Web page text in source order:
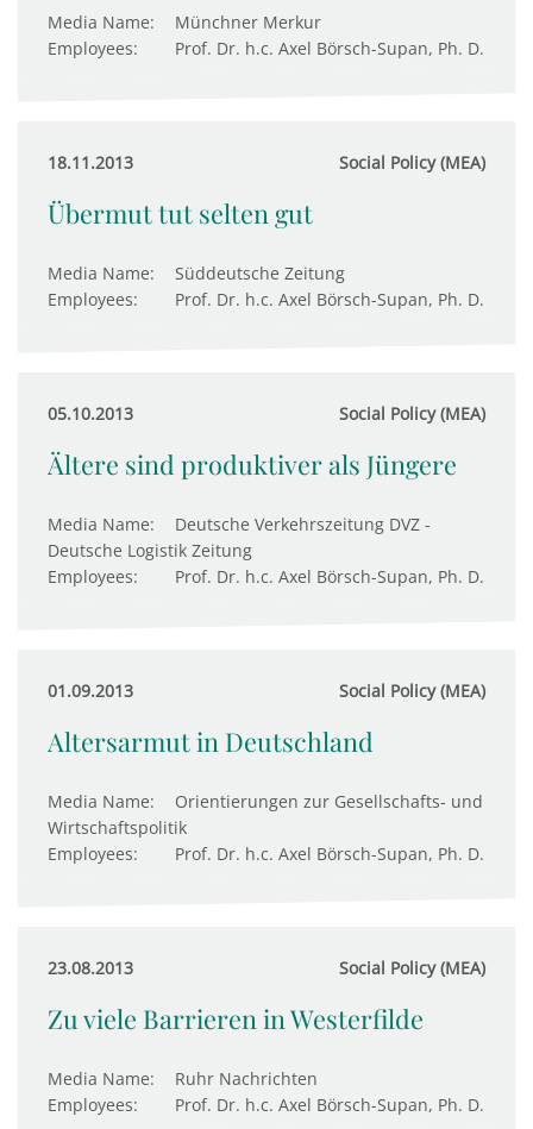
Media Name:
Münchner Merkur
Employees:
Prof. Dr. h.c. Axel Börsch-Supan, Ph. D.
18.11.2013 Social Policy (MEA)
Übermut tut selten gut
Media Name:
Süddeutsche Zeitung
Employees:
Prof. Dr. h.c. Axel Börsch-Supan, Ph. D.
05.10.2013 Social Policy (MEA)
Ältere sind produktiver als Jüngere
Media Name:
Deutsche Verkehrszeitung DVZ -
Deutsche Logistik Zeitung
Employees:
Prof. Dr. h.c. Axel Börsch-Supan, Ph. D.
01.09.2013 Social Policy (MEA)
Altersarmut in Deutschland
Media Name:
Orientierungen zur Gesellschafts- und
Wirtschaftspolitik
Employees:
Prof. Dr. h.c. Axel Börsch-Supan, Ph. D.
23.08.2013 Social Policy (MEA)
Zu viele Barrieren in Westerfilde
Media Name:
Ruhr Nachrichten
Employees:
Prof. Dr. h.c. Axel Börsch-Supan, Ph. D.